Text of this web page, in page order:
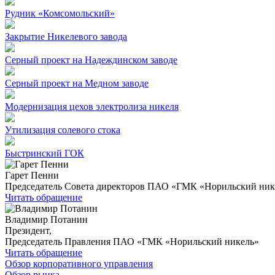
Рудник «Комсомольский»
Закрытие Никелевого завода
Серный проект на Надеждинском заводе
Серный проект на Медном заводе
Модернизация цехов электролиза никеля
Утилизация солевого стока
Быстринский ГОК
Гарет Пенни
Председатель Совета директоров ПАО «ГМК «Норильский
Читать обращение
Владимир Потанин
Президент,
Председатель Правления ПАО «ГМК «Норильский никель»
Читать обращение
Обзор корпоративного управления